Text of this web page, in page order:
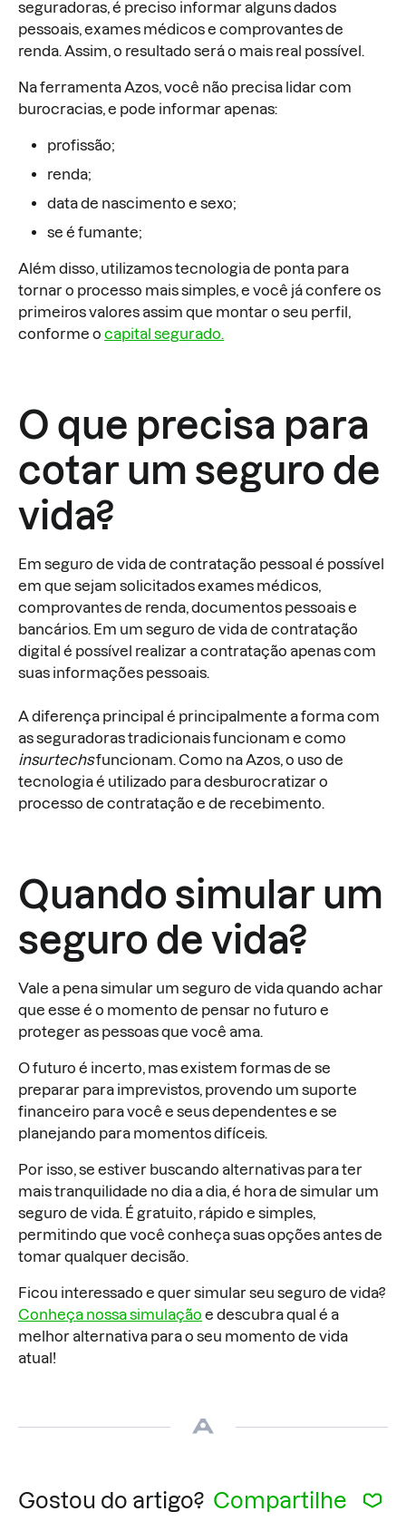
seguradoras, é preciso informar alguns dados
pessoais, exames médicos e comprovantes de
renda. Assim, o resultado será o mais real possível.
Na ferramenta Azos, você não precisa lidar com
burocracias, e pode informar apenas:
profissão;
renda;
data de nascimento e sexo;
se é fumante;
Além disso, utilizamos tecnologia de ponta para
tornar o processo mais simples, e você já confere os
primeiros valores assim que montar o seu perfil,
conforme o capital segurado.
O que precisa para
cotar um seguro de
vida?
Em seguro de vida de contratação pessoal é possível
em que sejam solicitados exames médicos,
comprovantes de renda, documentos pessoais e
bancários. Em um seguro de vida de contratação
digital é possível realizar a contratação apenas com
suas informações pessoais.
A diferença principal é principalmente a forma com
as seguradoras tradicionais funcionam e como
insurtechsfuncionam. Como na Azos, o uso de
tecnologia é utilizado para desburocratizar o
processo de contratação e de recebimento.
Quando simular um
seguro de vida?
Vale a pena simular um seguro de vida quando achar
que esse é o momento de pensar no futuro e
proteger as pessoas que você ama.
O futuro é incerto, mas existem formas de se
preparar para imprevistos, provendo um suporte
financeiro para você e seus dependentes e se
planejando para momentos difíceis.
Por isso, se estiver buscando alternativas para ter
mais tranquilidade no dia a dia, é hora de simular um
seguro de vida. É gratuito, rápido e simples,
permitindo que você conheça suas opções antes de
tomar qualquer decisão.
Ficou interessado e quer simular seu seguro de vida?
Conheça nossa simulação e descubra qual é a
melhor alternativa para o seu momento de vida
atual!
Gostou do artigo? Compartilhe